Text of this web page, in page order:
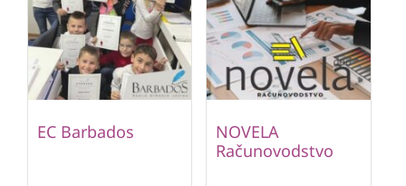
EC Barbados
NOVELA
Računovodstvo